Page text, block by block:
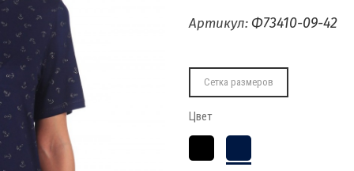
Артикул: Ф73410-09-42
Сетка размеров
Цвет
ЧёрныйТёмно-
синий